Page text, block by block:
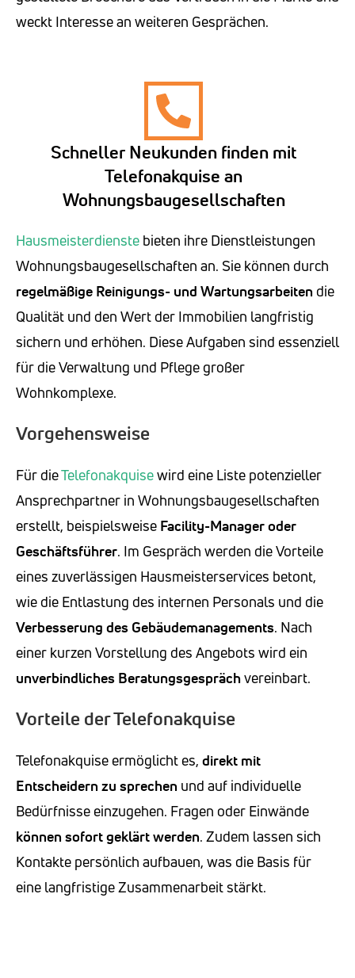
weckt Interesse an weiteren Gesprächen.
Schneller Neukunden finden mit
Telefonakquise an
Wohnungsbaugesellschaften
Hausmeisterdienste bieten ihre Dienstleistungen
Wohnungsbaugesellschaften an. Sie können durch
regelmäßige Reinigungs- und Wartungsarbeiten die
Qualität und den Wert der Immobilien langfristig
sichern und erhöhen. Diese Aufgaben sind essenziell
für die Verwaltung und Pflege großer
Wohnkomplexe.
Vorgehensweise
Für dieTelefonakquisewird eine Liste potenzieller
Ansprechpartner in Wohnungsbaugesellschaften
erstellt, beispielsweise Facility-Manager oder
Geschäftsführer. Im Gespräch werden die Vorteile
eines zuverlässigen Hausmeisterservices betont,
wie die Entlastung des internen Personals und die
Verbesserung des Gebäudemanagements. Nach
einer kurzen Vorstellung des Angebots wird ein
unverbindliches Beratungsgesprächvereinbart.
Vorteile der Telefonakquise
Telefonakquise ermöglicht es, direkt mit
Entscheidern zu sprechen und auf individuelle
Bedürfnisse einzugehen. Fragen oder Einwände
können sofort geklärt werden. Zudem lassen sich
Kontakte persönlich aufbauen, was die Basis für
eine langfristige Zusammenarbeit stärkt.